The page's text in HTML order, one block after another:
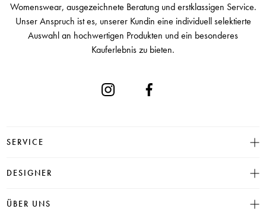
Womenswear, ausgezeichnete Beratung und erstklassigen Service.
Unser Anspruch ist es, unserer Kundin eine individuell selektierte
Auswahl an hochwertigen Produkten und ein besonderes
Kauferlebnis zu bieten.
SERVICE
Größentabelle
Häufige Fragen
DESIGNER
INSIEME
ÜBER UNS